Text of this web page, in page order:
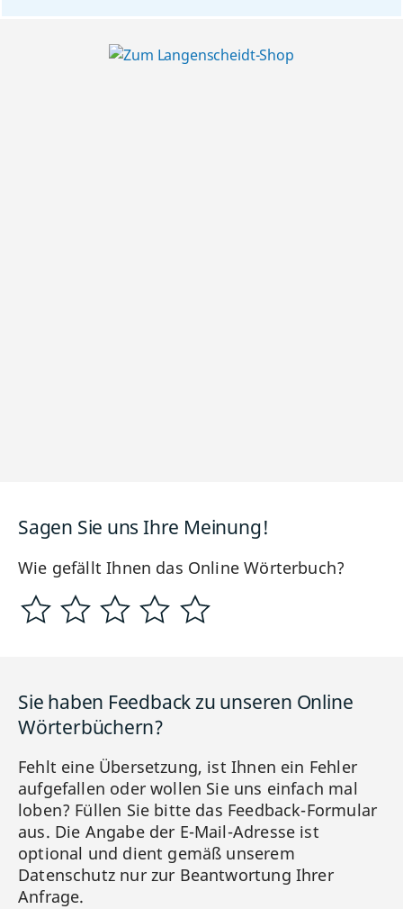
Sagen Sie uns Ihre Meinung!
Wie gefällt Ihnen das Online Wörterbuch?
Sie haben Feedback zu unseren Online
Wörterbüchern?
Fehlt eine Übersetzung, ist Ihnen ein Fehler
aufgefallen oder wollen Sie uns einfach mal
loben? Füllen Sie bitte das Feedback-Formular
aus. Die Angabe der E-Mail-Adresse ist
optional und dient gemäß unserem
Datenschutz nur zur Beantwortung Ihrer
Anfrage.